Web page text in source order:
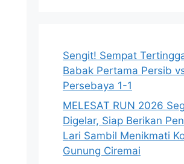
Sengit! Sempat
Babak Pertama Persib
Persebaya 1-1
MELESAT RUN 2026
Digelar, Siap Berikan
Lari Sambil Menikmati
Gunung Ciremai